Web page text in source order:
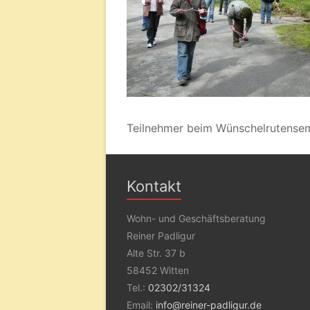
Teilnehmer beim
Kontakt
Wohn- und Geschäftsberatung
Reiner Padligur
Alte Str. 37 b
58452 Witten
Tel.: 02302/31324
Email: info@reiner-padligur.de